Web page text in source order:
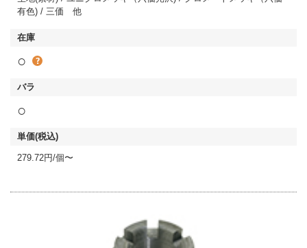
有色) / 三価 他
○
○
279.72円/個〜